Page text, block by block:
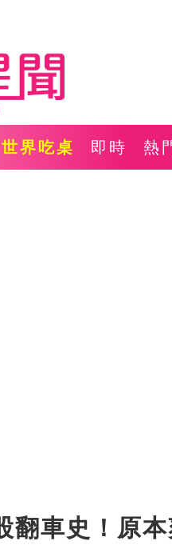
界吃桌 即時 熱
翻車史！原